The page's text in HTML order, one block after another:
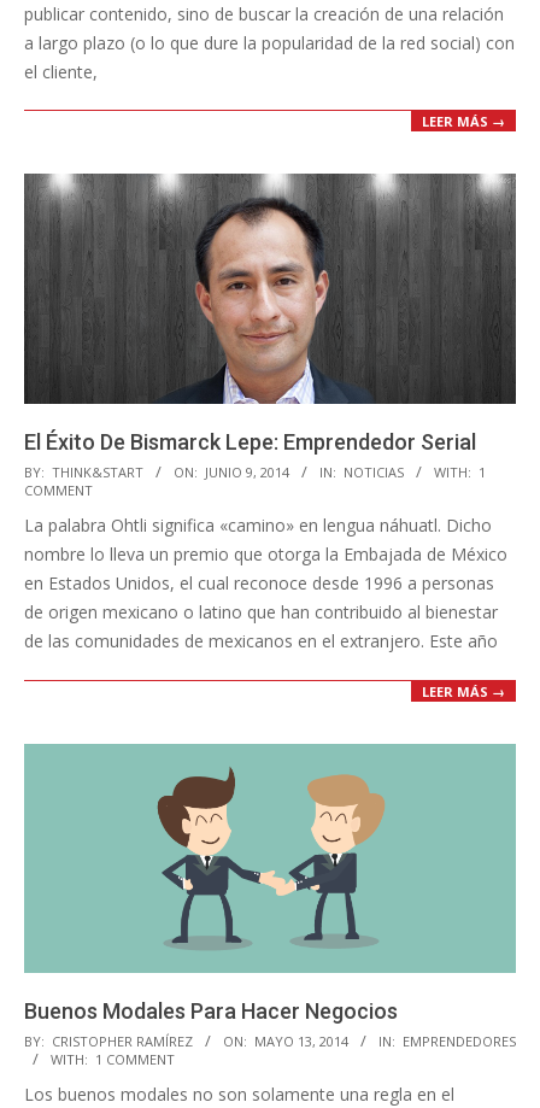
publicar contenido, sino de buscar la creación de una relación
a largo plazo (o lo que dure la popularidad de la red social) con
el cliente,
LEER MÁS →
El Éxito De Bismarck Lepe: Emprendedor Serial
2014-
06-
09
BY: THINK&START ON: JUNIO 9, 2014 IN: NOTICIAS WITH: 1
COMMENT
La palabra Ohtli significa «camino» en lengua náhuatl. Dicho
nombre lo lleva un premio que otorga la Embajada de México
en Estados Unidos, el cual reconoce desde 1996 a personas
de origen mexicano o latino que han contribuido al bienestar
de las comunidades de mexicanos en el extranjero. Este año
LEER MÁS →
Buenos Modales Para Hacer Negocios
2014-
05-
13
BY: CRISTOPHER RAMÍREZ ON: MAYO 13, 2014 IN: EMPRENDEDORES
WITH: 1 COMMENT
Los buenos modales no son solamente una regla en el